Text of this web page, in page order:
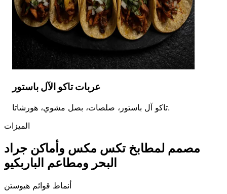
عربات تاكو الآل باستور
تاكو آل باستور، صلصات، بصل مشوي، هورشاتا.
الميزات
مصمم لمطابخ تكس مكس وأماكن جراد
البحر ومطاعم الباربكيو
أنماط قوائم هيوستن